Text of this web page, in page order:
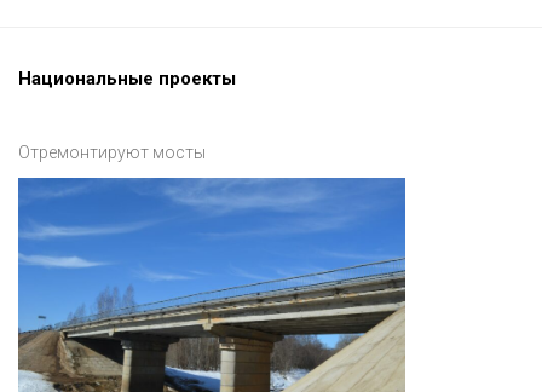
Национальные проекты
Отремонтируют мосты